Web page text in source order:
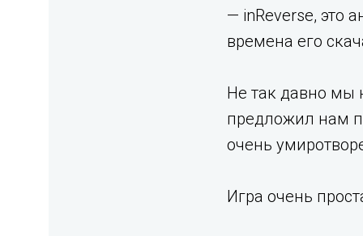
— inReverse, это
времена его
Не так давно мы
предложил нам
очень
Игра очень